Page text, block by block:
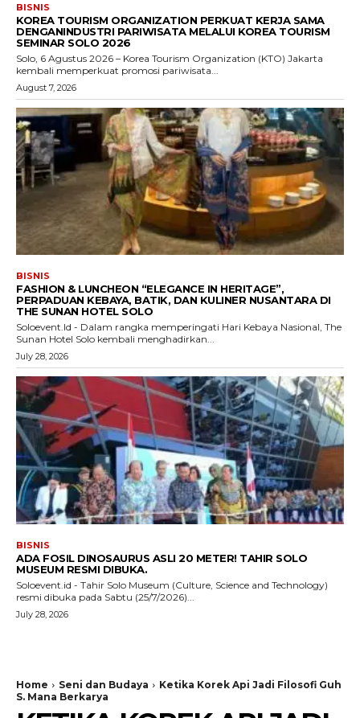
BISNIS
KOREA TOURISM ORGANIZATION PERKUAT KERJA SAMA
DENGANINDUSTRI PARIWISATA MELALUI KOREA TOURISM
SEMINAR SOLO 2026
Solo, 6 Agustus 2026 – Korea Tourism Organization (KTO) Jakarta
kembali memperkuat promosi pariwisata...
August 7, 2026
BISNIS
FASHION & LUNCHEON “ELEGANCE IN HERITAGE”,
PERPADUAN KEBAYA, BATIK, DAN KULINER NUSANTARA DI
THE SUNAN HOTEL SOLO
Soloevent.Id - Dalam rangka memperingati Hari Kebaya Nasional, The
Sunan Hotel Solo kembali menghadirkan...
July 28, 2026
BISNIS
ADA FOSIL DINOSAURUS ASLI 20 METER! TAHIR SOLO
MUSEUM RESMI DIBUKA.
Soloevent.id - Tahir Solo Museum (Culture, Science and Technology)
resmi dibuka pada Sabtu (25/7/2026)...
July 28, 2026